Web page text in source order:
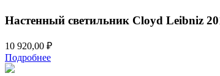
576,00 ₽.
Настенный светильник Cloyd Leibniz
10 920,00 ₽
Подробнее